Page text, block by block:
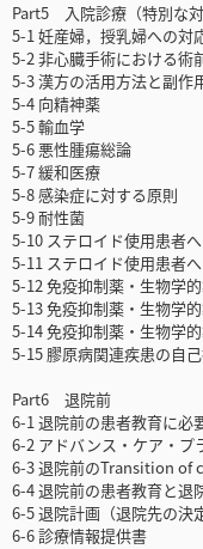
Part5 入院診療（特別な対
5-1 妊産婦，授乳婦への対
5-2 非心臓手術における術
5-3 漢方の活用方法と副作
5-4 向精神薬
5-5 輸血学
5-6 悪性腫瘍総論
5-7 緩和医療
5-8 感染症に対する原則
5-9 耐性菌
5-10 ステロイド使用患者へ
5-11 ステロイド使用患者へ
5-12 免疫抑制薬・生物学
5-13 免疫抑制薬・生物学
5-14 免疫抑制薬・生物学
5-15 膠原病関連疾患の自
Part6 退院前
6-1 退院前の患者教育に必
6-2 アドバンス・ケア・プ
6-3 退院前のTransition of
6-4 退院前の患者教育と退
6-5 退院計画（退院先の決定
6-6 診療情報提供書